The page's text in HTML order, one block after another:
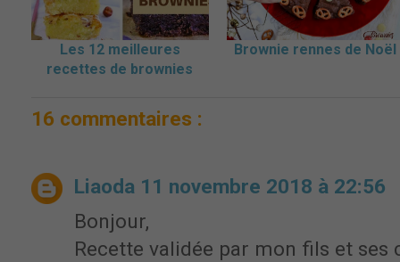
Les 12 meilleures
recettes de brownies
Brownie rennes de Noël
16 commentaires :
Liaoda 11 novembre 2018 à 22:56
Bonjour,
Recette validée par mon fils et ses